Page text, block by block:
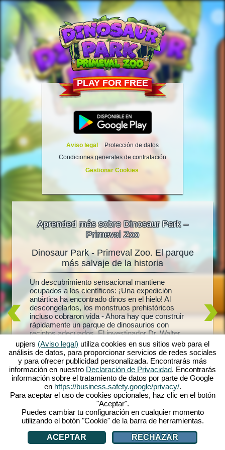
PLAY FOR FREE
Aviso legal
Protección de datos
Condiciones generales de contratación
Gestionar Cookies
Aprended más sobre Dinosaur Park –
Primeval Zoo
de
-
propio
al
Dinosaur Park - Primeval Zoo. El parque
más salvaje de la historia
Un descubrimiento sensacional mantiene
ocupados a los científicos: ¡Una expedición
antártica ha encontrado dinos en el hielo! Al
descongelarlos, los monstruos prehistóricos
incluso cobraron vida - Ahora hay que construir
rápidamente un parque de dinosaurios con
recintos adecuados. El investigador Dr. Walter
Molino te ayudará, porque siempre había
sospechado que los dinos congelados podían
volver a la vida. ¿Descubrirá también el secreto de
su esposa desaparecida? Explora el mundo de los
dinosaurios en Dinosaur Park - Primeval Zoo.
crea tu
juego y
puedes
para los
nuevos
te está
upjers (Aviso legal) utiliza cookies en sus sitios web para el
análisis de datos, para proporcionar servicios de redes sociales
y para ofrecer publicidad personalizada. Encontrarás más
información en nuestro Declaración de Privacidad. Encontrarás
información sobre el tratamiento de datos por parte de Google
en https://business.safety.google/privacy/.
Para aceptar el uso de cookies opcionales, haz clic en el botón
"Aceptar".
Puedes cambiar tu configuración en cualquier momento
utilizando el botón "Cookie" de la barra de herramientas.
ACEPTAR
RECHAZAR